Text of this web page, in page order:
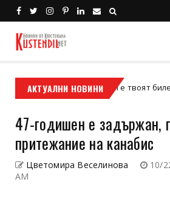
АКТУАЛНИ НОВИНИ
кросов мотор Кой е твоят билет към
47-годишен е задържан,
притежание на канабис
Цветомира Веселинова
10/
AM